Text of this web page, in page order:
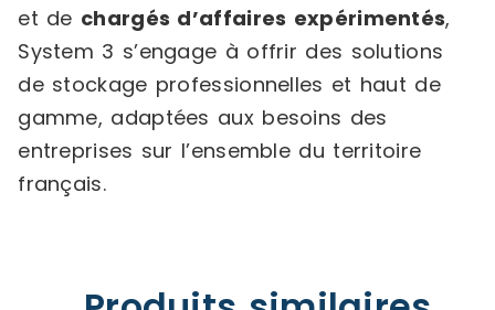
et de chargés d’affaires expérimentés,
System 3 s’engage à offrir des solutions
de stockage professionnelles et haut de
gamme, adaptées aux besoins des
entreprises sur l’ensemble du territoire
français.